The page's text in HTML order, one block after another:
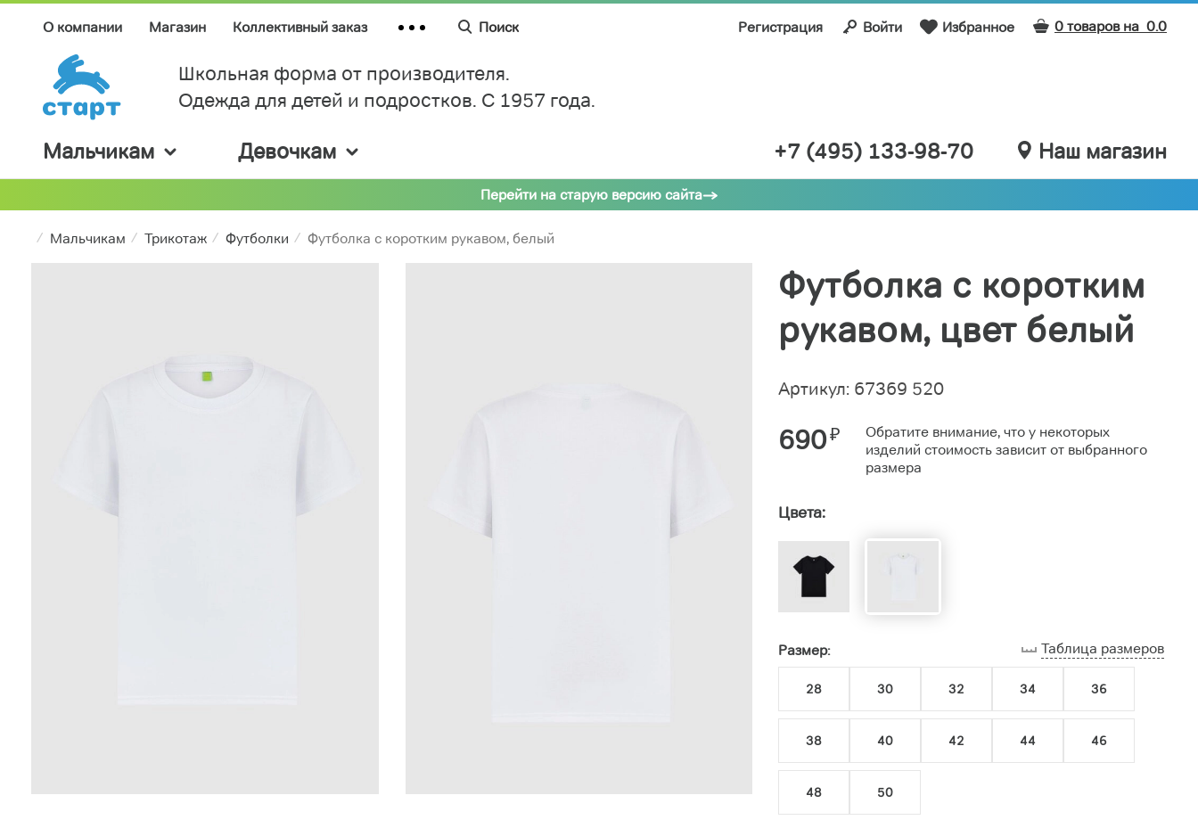
О компании Магазин Коллективный заказ Поиск Регистрация Войти Избранное 0 товаров на 0.0
Школьная форма от производителя.
Одежда для детей и подростков. C 1957 года.
Мальчикам Девочкам +7 (495) 133-98-70 Наш магазин
Перейти на старую версию сайта
Мальчикам Трикотаж Футболки Футболка с коротким рукавом, белый
Футболка с коротким
рукавом, цвет белый
Артикул: 67369 520
690₽
Обратите внимание, что у некоторых
изделий стоимость зависит от выбранного
размера
Цвета:
Размер: Таблица размеров
28 30 32 34 36
38 40 42 44 46
48 50